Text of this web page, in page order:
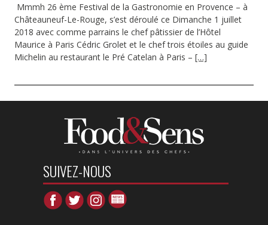
Mmmh 26 ème Festival de la Gastronomie en Provence – à
Châteauneuf-Le-Rouge, s’est déroulé ce Dimanche 1 juillet
2018 avec comme parrains le chef pâtissier de l’Hôtel
Maurice à Paris Cédric Grolet et le chef trois étoiles au guide
Michelin au restaurant le Pré Catelan à Paris – […]
SUIVEZ-NOUS